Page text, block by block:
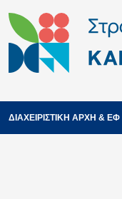
ΔΙΑΧΕΙΡΙΣΤΙΚΗ ΑΡΧΗ & ΕΦ